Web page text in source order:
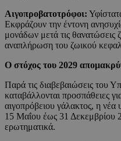
Αιγοπροβατοτρόφοι:
Εκφράζουν την έντονη
μονάδων μετά τις θανατώσεις
αναπλήρωση του ζωικού
Ο στόχος του 2029
Παρά τις διαβεβαιώσεις του
καταβάλλονται προσπάθειες
αιγοπρόβειου γάλακτος, η
15 Μαΐου έως 31 Δεκεμβρίου
ερωτηματικά.